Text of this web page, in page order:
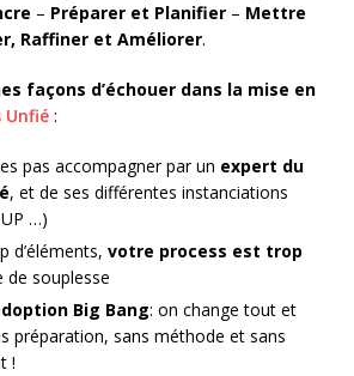
– Préparer et Planifier – Mettre
Raffiner et Améliorer.
façons d’échouer dans la mise en
Unfié :
pas accompagner par un expert du
, et de ses différentes instanciations
…)
d’éléments, votre process est trop
de souplesse
Big Bang: on change tout et
préparation, sans méthode et sans
!